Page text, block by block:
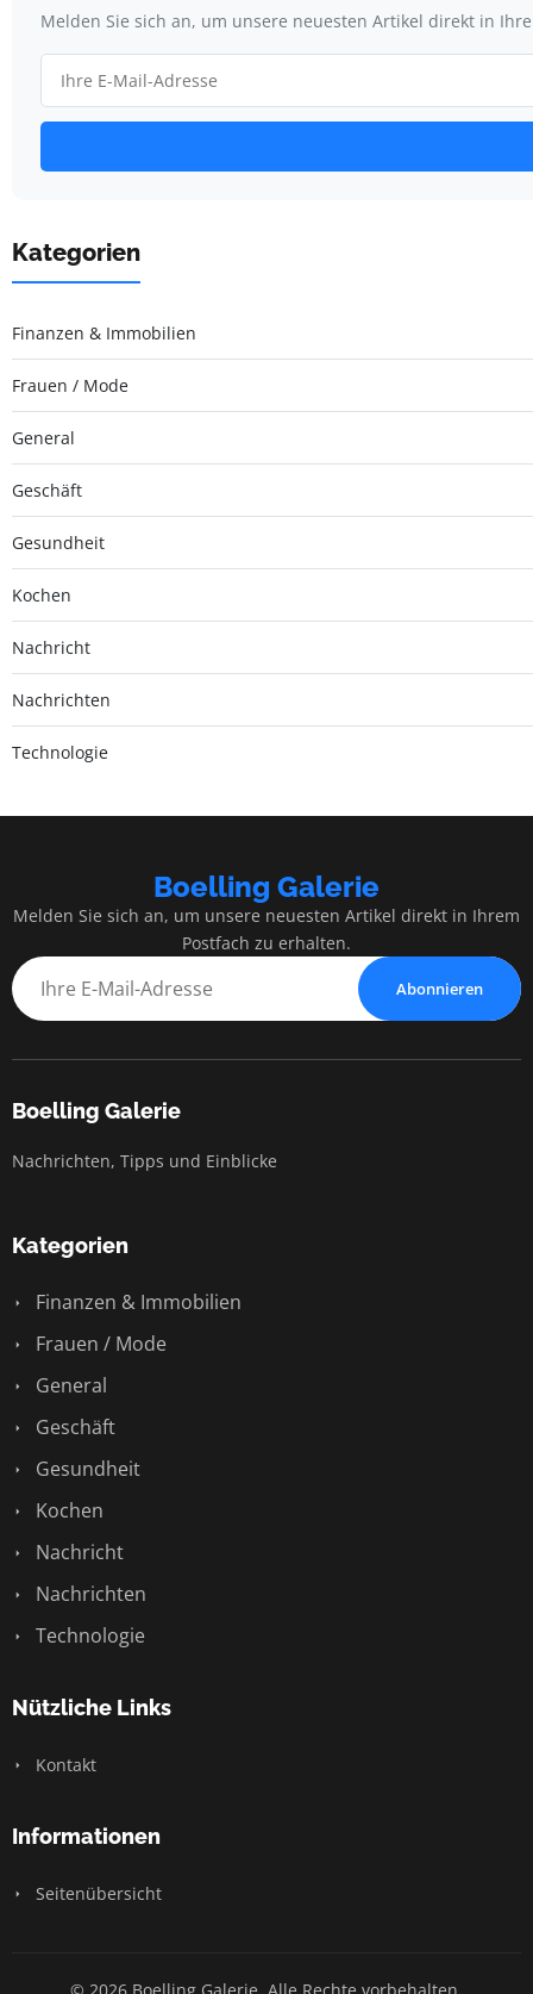
Melden Sie sich an, um unsere neuesten Artikel direkt in
Kategorien
Finanzen & Immobilien
Frauen / Mode
General
Geschäft
Gesundheit
Kochen
Nachricht
Nachrichten
Technologie
Boelling Galerie
Melden Sie sich an, um unsere neuesten Artikel direkt in Ihrem
Postfach zu erhalten.
Abonnieren
Boelling Galerie
Nachrichten, Tipps und Einblicke
Kategorien
Finanzen & Immobilien
Frauen / Mode
General
Geschäft
Gesundheit
Kochen
Nachricht
Nachrichten
Technologie
Nützliche Links
Kontakt
Informationen
Seitenübersicht